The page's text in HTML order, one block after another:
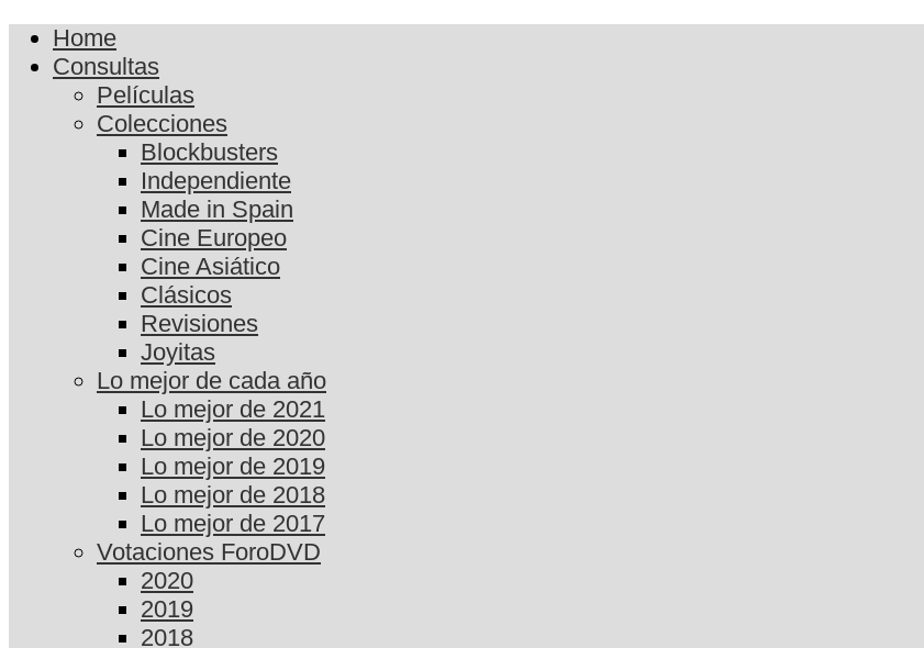
Home
Consultas
Películas
Colecciones
Blockbusters
Independiente
Made in Spain
Cine Europeo
Cine Asiático
Clásicos
Revisiones
Joyitas
Lo mejor de cada año
Lo mejor de 2021
Lo mejor de 2020
Lo mejor de 2019
Lo mejor de 2018
Lo mejor de 2017
Votaciones ForoDVD
2020
2019
2018